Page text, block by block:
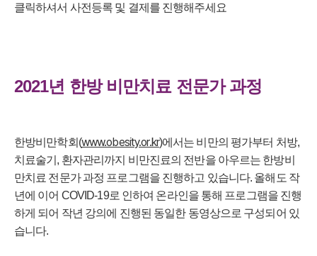
클릭하셔서 사전등록 및 결제를 진행해주세요
2021년 한방 비만치료 전문가 과정
한방비만학회(www.obesity.or.kr)에서는 비만의 평가부터 처방,
치료술기, 환자관리까지 비만진료의 전반을 아우르는 한방비
만치료 전문가 과정 프로그램을 진행하고 있습니다. 올해도 작
년에 이어 COVID-19로 인하여 온라인을 통해 프로그램을 진행
하게 되어 작년 강의에 진행된 동일한 동영상으로 구성되어 있
습니다.